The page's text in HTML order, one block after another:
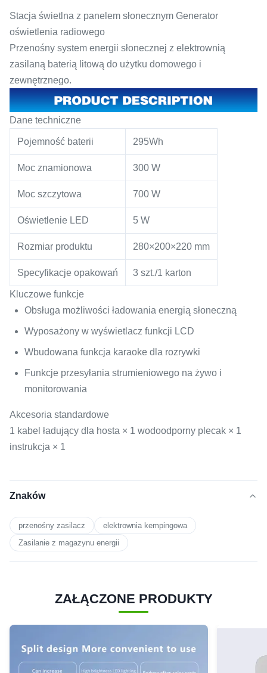
Stacja świetlna z panelem słonecznym Generator
oświetlenia radiowego
Przenośny system energii słonecznej z elektrownią
zasilaną baterią litową do użytku domowego i
zewnętrznego.
Dane techniczne
Pojemność baterii 295Wh
Moc znamionowa 300 W
Moc szczytowa 700 W
Oświetlenie LED 5 W
Rozmiar produktu 280×200×220 mm
Specyfikacje opakowań 3 szt./1 karton
Kluczowe funkcje
Obsługa możliwości ładowania energią słoneczną
Wyposażony w wyświetlacz funkcji LCD
Wbudowana funkcja karaoke dla rozrywki
Funkcje przesyłania strumieniowego na żywo i
monitorowania
Akcesoria standardowe
1 kabel ładujący dla hosta × 1 wodoodporny plecak × 1
instrukcja × 1
Znaków
przenośny zasilacz
elektrownia kempingowa
Zasilanie z magazynu energii
ZAŁĄCZONE PRODUKTY